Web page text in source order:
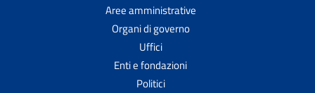
Aree amministrative
Organi di governo
Uffici
Enti e fondazioni
Politici